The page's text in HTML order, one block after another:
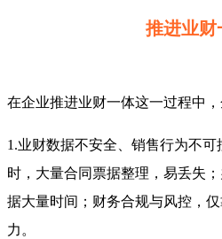
推进业财
在企业推进业财一体这一过程中，
1.业财数据不安全、销售行为不
时，大量合同票据整理，易丢失
据大量时间；财务合规与风控，
力。